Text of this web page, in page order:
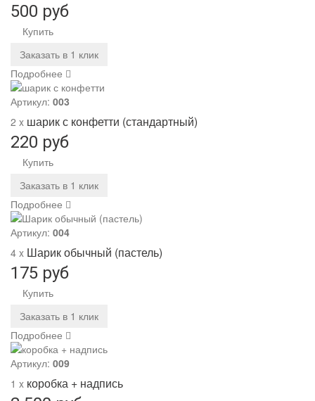
500 руб
Купить
Заказать в 1 клик
Подробнее
Артикул: 003
2 x шарик с конфетти (стандартный)
220 руб
Купить
Заказать в 1 клик
Подробнее
Артикул: 004
4 x Шарик обычный (пастель)
175 руб
Купить
Заказать в 1 клик
Подробнее
Артикул: 009
1 x коробка + надпись